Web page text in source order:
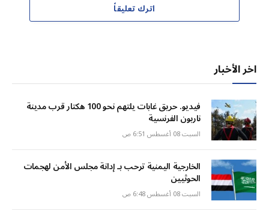
اترك تعليقاً
اخر الأخبار
فيديو. حريق غابات يلتهم نحو 100 هكتار قرب مدينة
ناربون الفرنسية
السبت 08 أغسطس 6:51 ص
الخارجية اليمنية ترحب بـ إدانة مجلس الأمن لهجمات
الحوثيين
السبت 08 أغسطس 6:48 ص